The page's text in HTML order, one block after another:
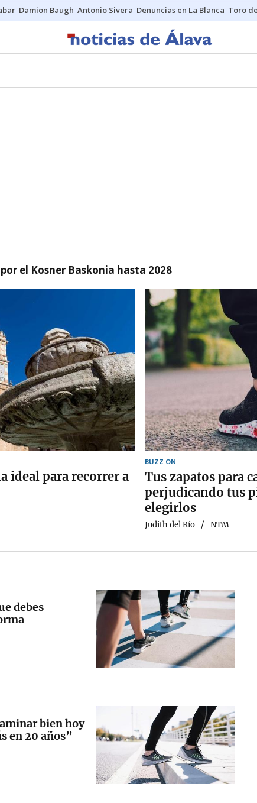
Damion Baugh Antonio Sivera Denuncias en La Blanca Toro
el Kosner Baskonia hasta 2028
ideal para recorrer a
BUZZ ON
Tus zapatos para
perjudicando tus
elegirlos
Judith del Río NTM
debes
bien hoy
en 20 años”